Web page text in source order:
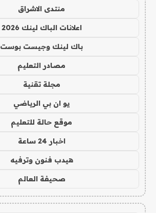
منتدى الاشراق
اعلانات الباك لينك 2026
باك لينك وجيست بوست
مصادر التعليم
مجلة تقنية
يو ان بي الرياضي
موقع حالة للتعليم
اخبار 24 ساعة
هيدب فنون وترفيه
صحيفة العالم